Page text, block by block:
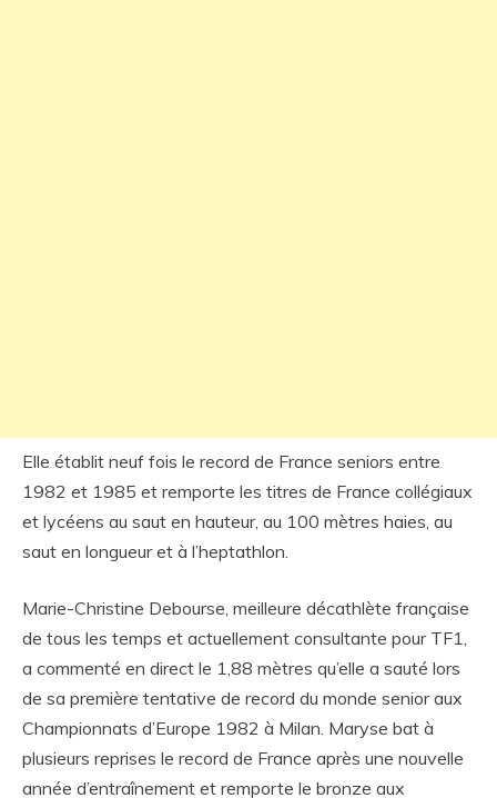
Elle établit neuf fois le record de France seniors entre
1982 et 1985 et remporte les titres de France collégiaux
et lycéens au saut en hauteur, au 100 mètres haies, au
saut en longueur et à l’heptathlon.
Marie-Christine Debourse, meilleure décathlète française
de tous les temps et actuellement consultante pour TF1,
a commenté en direct le 1,88 mètres qu’elle a sauté lors
de sa première tentative de record du monde senior aux
Championnats d’Europe 1982 à Milan. Maryse bat à
plusieurs reprises le record de France après une nouvelle
année d’entraînement et remporte le bronze aux